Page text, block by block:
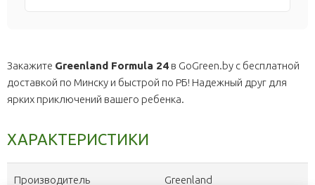
Закажите Greenland Formula 24 в GoGreen.by с бесплатной
доставкой по Минску и быстрой по РБ! Надежный друг для
ярких приключений вашего ребенка.
ХАРАКТЕРИСТИКИ
Производитель Greenland